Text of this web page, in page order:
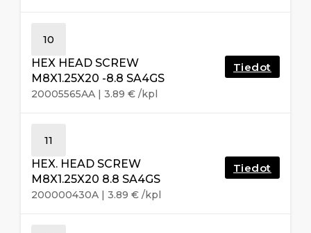
10
HEX HEAD SCREW
M8X1.25X20 -8.8 SA4GS
20005565AA | 3.89 € /kpl
Tiedot
11
HEX. HEAD SCREW
M8X1.25X20 8.8 SA4GS
200000430A | 3.89 € /kpl
Tiedot